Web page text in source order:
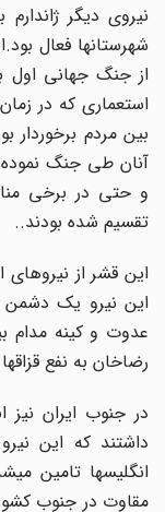
نیروی دیگر ژاندارم
شهرستانها فعال
از جنگ جهانی اول
استعماری که در
بین مردم برخوردار
آنان طی جنگ نموده
و حتی در برخی
تقسیم شده بودند..
این قشر از نیروهای
این نیرو یک دشمن
عدوت و کینه مدام
رضاخان به نفع قزاقها
داشتند که این
انگلیسها تامین
مقاوت در جنوب